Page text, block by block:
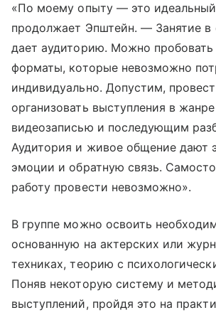
«По моему опыту — это
продолжает Эпштейн. — Занятие в
дает аудиторию. Можно пробовать
форматы, которые невозможно
индивидуально. Допустим,
организовать выступления в
видеозаписью и последующим
Аудитория и живое общение дают
эмоции и обратную связь.
работу провести невозможно».
В группе можно освоить
основанную на актерских или
техниках, теорию с
Поняв некоторую систему и
выступлений, пройдя это на